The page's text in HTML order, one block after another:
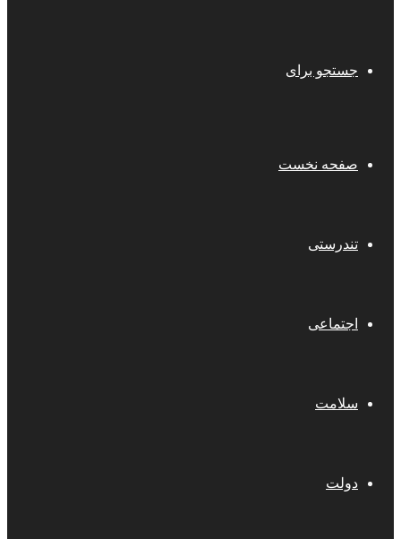
جستجو برای
صفحه نخست
تندرستی
اجتماعی
سلامت
دولت